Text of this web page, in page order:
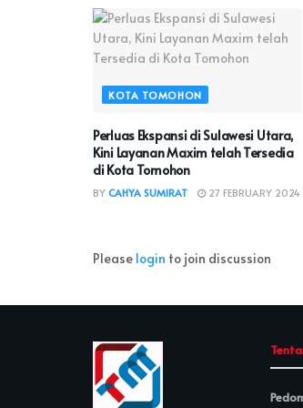
KOTA TOMOHON
Perluas Ekspansi di Sulawesi Utara,
Kini Layanan Maxim telah Tersedia
di Kota Tomohon
BY CAHYA SUMIRAT 27 FEBRUARY 2024
Please login to join discussion